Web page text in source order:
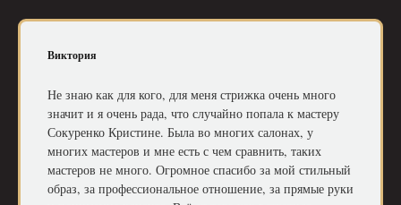
Виктория
Не знаю как для кого, для меня стрижка очень много
значит и я очень рада, что случайно попала к мастеру
Сокуренко Кристине. Была во многих салонах, у
многих мастеров и мне есть с чем сравнить, таких
мастеров не много. Огромное спасибо за мой стильный
образ, за профессиональное отношение, за прямые руки